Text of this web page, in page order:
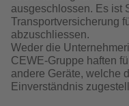
ausgeschlossen. Es ist
Transportversicherung
abzuschliessen.
Weder die
CEWE-Gruppe haften
andere Geräte, welche
Einverständnis